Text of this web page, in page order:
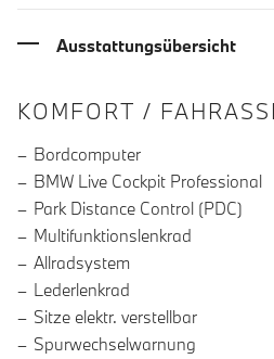
Ausstattungsübersicht
INFORMATIONEN
KOMFORT /
Bordcomputer
BMW Live Cockpit Professional
Park Distance Control (PDC)
Multifunktionslenkrad
Allradsystem
Lederlenkrad
Sitze elektr. verstellbar
Spurwechselwarnung